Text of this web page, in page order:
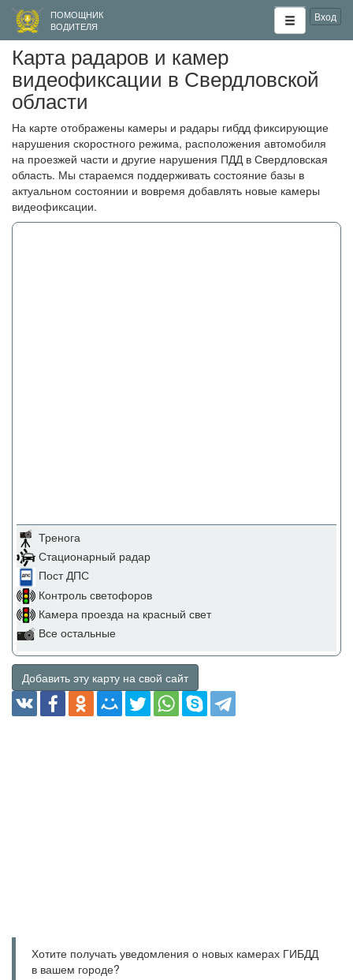
ПОМОЩНИК
ВОДИТЕЛЯ
Вход
Карта радаров и камер
видеофиксации в Свердловской
области
На карте отображены камеры и радары гибдд фиксирующие
нарушения скоростного режима, расположения автомобиля
на проезжей части и другие нарушения ПДД в Свердловская
область. Мы стараемся поддерживать состояние базы в
актуальном состоянии и вовремя добавлять новые камеры
видеофиксации.
Тренога
Стационарный радар
Пост ДПС
Контроль светофоров
Камера проезда на красный свет
Все остальные
Добавить эту карту на свой сайт
Хотите получать уведомления о новых камерах ГИБДД
в вашем городе?